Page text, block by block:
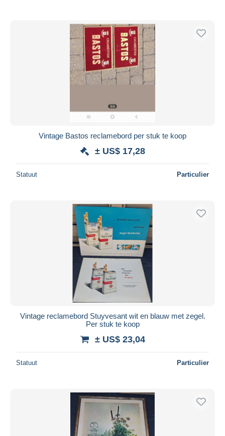
Vintage Bastos reclamebord per stuk te koop
± US$ 17,28
Statuut Particulier
Vintage reclamebord Stuyvesant wit en blauw met zegel.
Per stuk te koop
± US$ 23,04
Statuut Particulier